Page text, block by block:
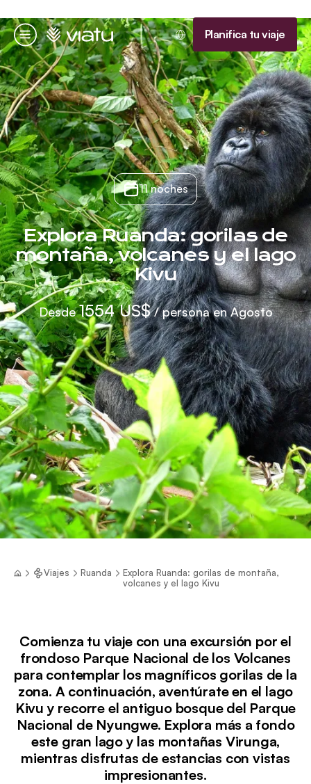
Menú
Página de inicio Planifica tu viaje
11 noches
Explora Ruanda: gorilas de
montaña, volcanes y el lago
Kivu
Desde1554 US$/ persona en Agosto
Viajes Ruanda
Explora Ruanda: gorilas de montaña,
volcanes y el lago Kivu
Comienza tu viaje con una excursión por el
frondoso Parque Nacional de los Volcanes
para contemplar los magníficos gorilas de la
zona. A continuación, aventúrate en el lago
Kivu y recorre el antiguo bosque del Parque
Nacional de Nyungwe. Explora más a fondo
este gran lago y las montañas Virunga,
mientras disfrutas de estancias con vistas
impresionantes.